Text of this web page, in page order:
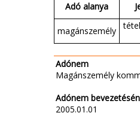
Adó alanya
magánszemély
Adónem
Magánszemély
Adónem
2005.01.01